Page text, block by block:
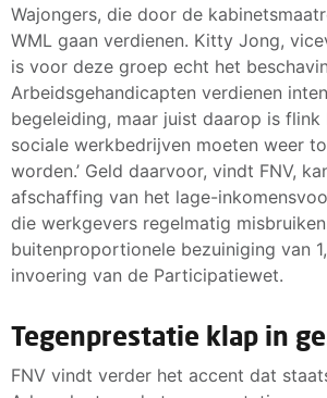
Wajongers, die door de
WML gaan verdienen. Kitty Jong,
is voor deze groep echt het
Arbeidsgehandicapten verdienen
begeleiding, maar juist daarop is flink
sociale werkbedrijven moeten weer
worden.’ Geld daarvoor, vindt FNV,
afschaffing van het lage-
die werkgevers regelmatig
buitenproportionele bezuiniging van
invoering van de Participatiewet.
Tegenprestatie klap in
FNV vindt verder het accent dat